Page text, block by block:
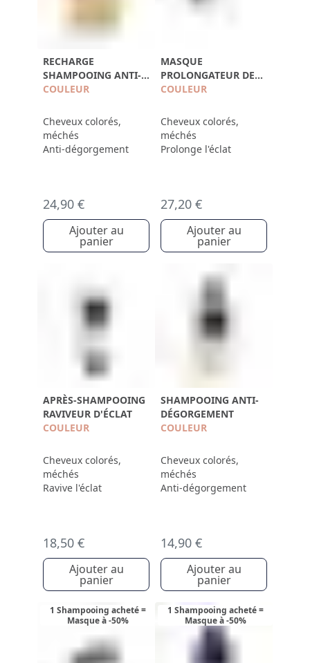
RECHARGE
SHAMPOOING ANTI-
DÉGORGEMENT
COULEUR
Cheveux colorés,
méchés
Anti-dégorgement
24,90 €
Ajouter au
panier
MASQUE
PROLONGATEUR DE
COULEUR
COULEUR
Cheveux colorés,
méchés
Prolonge l'éclat
27,20 €
Ajouter au
panier
APRÈS-SHAMPOOING
RAVIVEUR D'ÉCLAT
COULEUR
Cheveux colorés,
méchés
Ravive l'éclat
18,50 €
Ajouter au
panier
SHAMPOOING ANTI-
DÉGORGEMENT
COULEUR
Cheveux colorés,
méchés
Anti-dégorgement
14,90 €
Ajouter au
panier
1 Shampooing acheté =
Masque à -50%
1 Shampooing acheté =
Masque à -50%